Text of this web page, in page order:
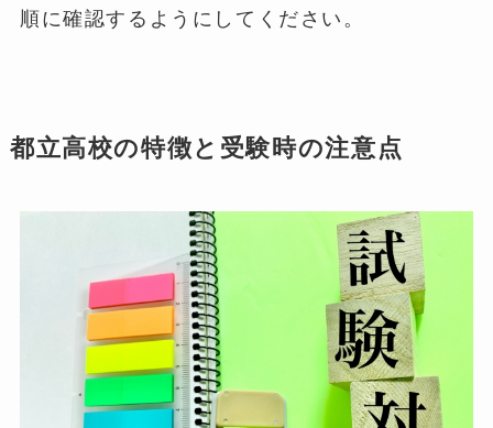
順に確認するようにしてください。
都立高校の特徴と受験時の注意点